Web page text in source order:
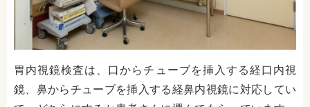
胃内視鏡検査は、口からチューブを挿入する経口内視
鏡、鼻からチューブを挿入する経鼻内視鏡に対応してい